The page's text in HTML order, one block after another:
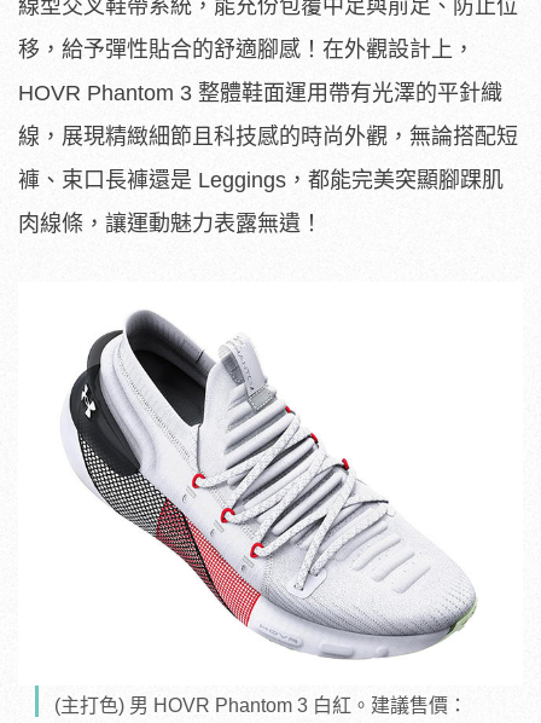
線型交叉鞋帶系統，能充份包覆中足與前足、防止位
移，給予彈性貼合的舒適腳感！在外觀設計上，
HOVR Phantom 3 整體鞋面運用帶有光澤的平針織
線，展現精緻細節且科技感的時尚外觀，無論搭配短
褲、束口長褲還是 Leggings，都能完美突顯腳踝肌
肉線條，讓運動魅力表露無遺！
(主打色) 男 HOVR Phantom 3 白紅。建議售價：